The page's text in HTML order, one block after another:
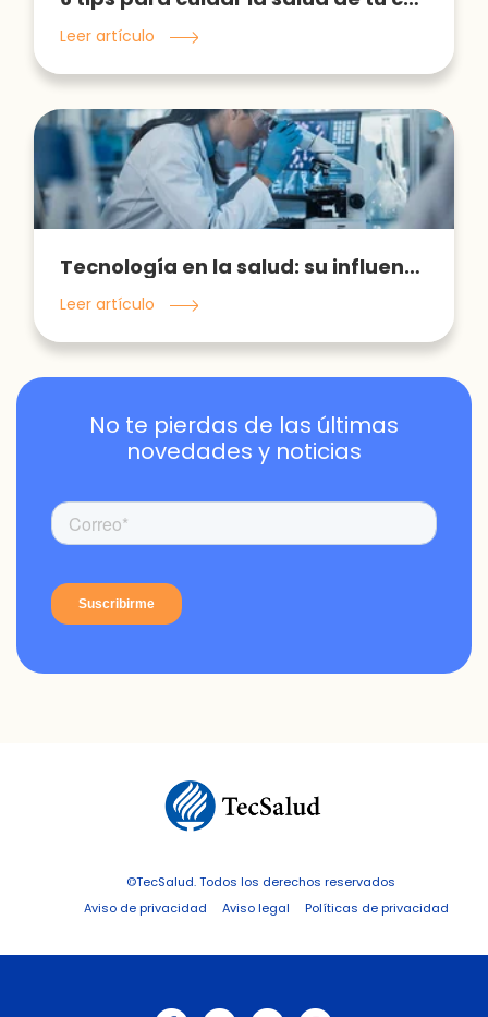
Leer artículo
Tecnología en la salud: su influencia e impacto
Leer artículo
No te pierdas de las últimas
novedades y noticias
©TecSalud. Todos los derechos reservados
Aviso de privacidad
Aviso legal Políticas de privacidad